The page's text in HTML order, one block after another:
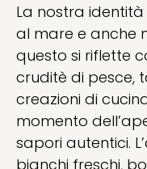
La nostra
al mare e anche
questo si riflette
cruditè di pesce,
creazioni di
momento
sapori autentici.
bianchi freschi,